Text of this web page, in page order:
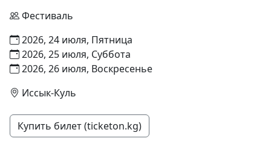
Фестиваль
2026, 24 июля, Пятница
2026, 25 июля, Суббота
2026, 26 июля, Воскресенье
Иссык-Куль
Купить билет (ticketon.kg)